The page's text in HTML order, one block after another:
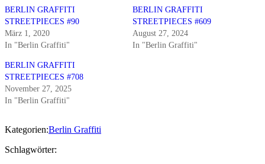
BERLIN GRAFFITI
STREETPIECES #90
März 1, 2020
In "Berlin Graffiti"
BERLIN GRAFFITI
STREETPIECES #609
August 27, 2024
In "Berlin Graffiti"
BERLIN GRAFFITI
STREETPIECES #708
November 27, 2025
In "Berlin Graffiti"
Kategorien:Berlin Graffiti
Schlagwörter: